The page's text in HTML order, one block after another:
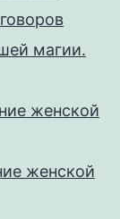
магии.
женской
женской